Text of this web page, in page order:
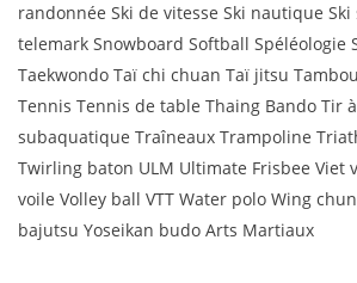
randonnée Ski de vitesse Ski nautique
telemark Snowboard Softball Spéléologie
Taekwondo Taï chi chuan Taï jitsu
Tennis Tennis de table Thaing Bando Tir
subaquatique Traîneaux Trampoline
Twirling baton ULM Ultimate Frisbee Viet
voile Volley ball VTT Water polo Wing
bajutsu Yoseikan budo Arts Martiaux